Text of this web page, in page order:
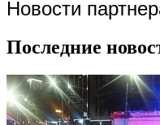
Новости
Последние